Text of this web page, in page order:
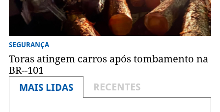
SEGURANÇA
Toras atingem carros após tombamento na
BR--101
MAIS LIDAS
RECENTES